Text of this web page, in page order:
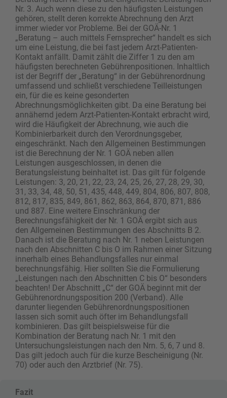
Nr. 3. Auch wenn diese zu den häufigsten Leistungen
gehören, stellt deren korrekte Abrechnung den Arzt
immer wieder vor Probleme. Bei der GOÄ-Nr. 1
„Beratung – auch mittels Fernsprecher“ handelt es sich
um eine Leistung, die bei fast jedem Arzt-Patienten-
Kontakt anfällt. Damit zählt die Ziffer 1 zu den am
häufigsten berechneten Gebührenpositionen. Inhaltlich
ist der Begriff der „Beratung“ in der Gebührenordnung
umfassend und schließt verschiedene Teilleistungen
ein, für die es keine gesonderten
Abrechnungsmöglichkeiten gibt. Da eine Beratung bei
annähernd jedem Arzt-Patienten-Kontakt erbracht wird,
wird die Häufigkeit der Abrechnung, wie auch die
Kombinierbarkeit durch den Verordnungsgeber,
eingeschränkt. Nach den Allgemeinen Bestimmungen
ist die Berechnung der Nr. 1 GOÄ neben allen
Leistungen ausgeschlossen, in denen die
Beratungsleistung beinhaltet ist. Das gilt für folgende
Leistungen: 3, 20, 21, 22, 23, 24, 25, 26, 27, 28, 29, 30,
31, 33, 34, 48, 50, 51, 435, 448, 449, 804, 806, 807, 808,
812, 817, 835, 849, 861, 862, 863, 864, 870, 871, 886
und 887. Eine weitere Einschränkung der
Berechnungsfähigkeit der Nr. 1 GOÄ ergibt sich aus
den Allgemeinen Bestimmungen des Abschnitts B 2.
Danach ist die Beratung nach Nr. 1 neben Leistungen
nach den Abschnitten C bis O im Rahmen einer Sitzung
innerhalb eines Behandlungsfalles nur einmal
berechnungsfähig. Hier sollten Sie die Formulierung
„Leistungen nach den Abschnitten C bis O“ besonders
beachten! Der Abschnitt „C“ der GOÄ beginnt mit der
Gebührenordnungsposition 200 (Verband). Alle
darunter liegenden Gebührenordnungspositionen
lassen sich somit auch öfter im Behandlungsfall
kombinieren. Das gilt beispielsweise für die
Kombination der Beratung nach Nr. 1 mit den
Untersuchungsleistungen nach den Nrn. 5, 6, 7 und 8.
Das gilt jedoch auch für die kurze Bescheinigung (Nr.
70) oder auch den Arztbrief (Nr. 75).
Fazit